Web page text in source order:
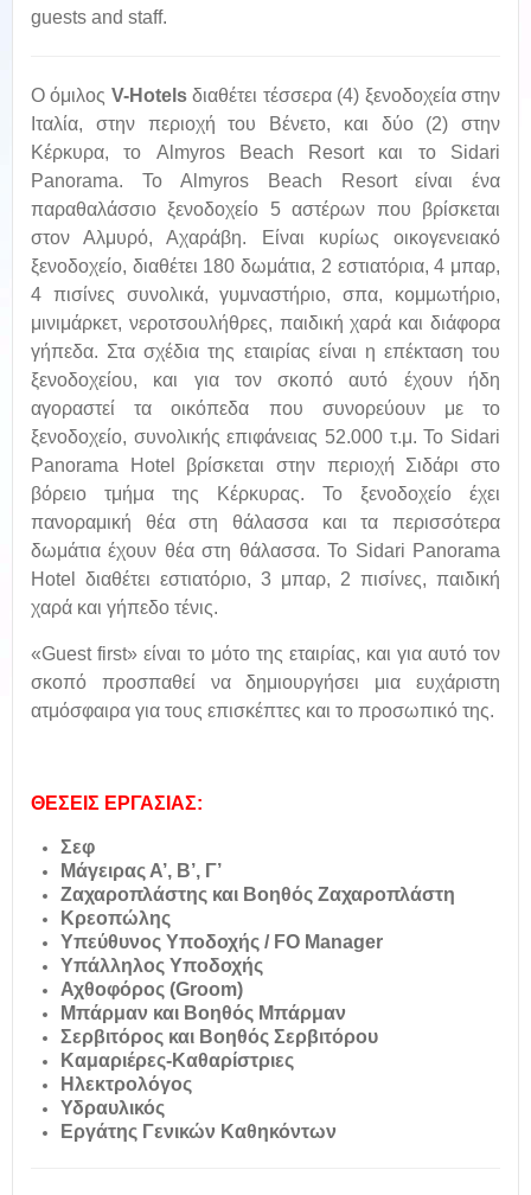
guests and staff.
Ο όμιλος V-Hotelsδιαθέτει τέσσερα (4) ξενοδοχεία στην
Ιταλία, στην περιοχή του Βένετο, και δύο (2) στην
Κέρκυρα, το Almyros Beach Resort και το Sidari
Panorama. Το Almyros Beach Resort είναι ένα
παραθαλάσσιο ξενοδοχείο 5 αστέρων που βρίσκεται
στον Αλμυρό, Αχαράβη. Είναι κυρίως οικογενειακό
ξενοδοχείο, διαθέτει 180 δωμάτια, 2 εστιατόρια, 4 μπαρ,
4 πισίνες συνολικά, γυμναστήριο, σπα, κομμωτήριο,
μινιμάρκετ, νεροτσουλήθρες, παιδική χαρά και διάφορα
γήπεδα. Στα σχέδια της εταιρίας είναι η επέκταση του
ξενοδοχείου, και για τον σκοπό αυτό έχουν ήδη
αγοραστεί τα οικόπεδα που συνορεύουν με το
ξενοδοχείο, συνολικής επιφάνειας 52.000 τ.μ. Το Sidari
Panorama Hotel βρίσκεται στην περιοχή Σιδάρι στο
βόρειο τμήμα της Κέρκυρας. Το ξενοδοχείο έχει
πανοραμική θέα στη θάλασσα και τα περισσότερα
δωμάτια έχουν θέα στη θάλασσα. Το Sidari Panorama
Hotel διαθέτει εστιατόριο, 3 μπαρ, 2 πισίνες, παιδική
χαρά και γήπεδο τένις.
«Guest first» είναι το μότο της εταιρίας, και για αυτό τον
σκοπό προσπαθεί να δημιουργήσει μια ευχάριστη
ατμόσφαιρα για τους επισκέπτες και το προσωπικό της.
ΘΕΣΕΙΣ ΕΡΓΑΣΙΑΣ:
Σεφ
Μάγειρας Α’, Β’, Γ’
Ζαχαροπλάστης και Βοηθός Ζαχαροπλάστη
Κρεοπώλης
Υπεύθυνος Υποδοχής / FO Manager
Υπάλληλος Υποδοχής
Αχθοφόρος (Groom)
Μπάρμαν και Βοηθός Μπάρμαν
Σερβιτόρος και Βοηθός Σερβιτόρου
Καμαριέρες-Καθαρίστριες
Ηλεκτρολόγος
Υδραυλικός
Εργάτης Γενικών Καθηκόντων